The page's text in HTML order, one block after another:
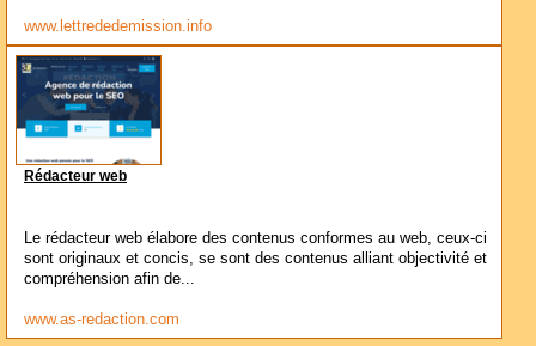
www.lettrededemission.info
Rédacteur web
Le rédacteur web élabore des contenus conformes au web, ceux-ci
sont originaux et concis, se sont des contenus alliant objectivité et
compréhension afin de...
www.as-redaction.com